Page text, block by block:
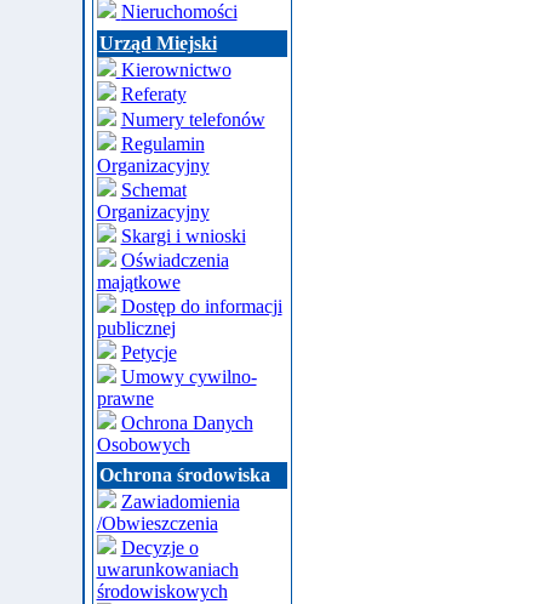
Nieruchomości
Urząd Miejski
Kierownictwo
Referaty
Numery telefonów
Regulamin
Organizacyjny
Schemat
Organizacyjny
Skargi i wnioski
Oświadczenia
majątkowe
Dostęp do informacji
publicznej
Petycje
Umowy cywilno-
prawne
Ochrona Danych
Osobowych
Ochrona środowiska
Zawiadomienia
/Obwieszczenia
Decyzje o
uwarunkowaniach
środowiskowych